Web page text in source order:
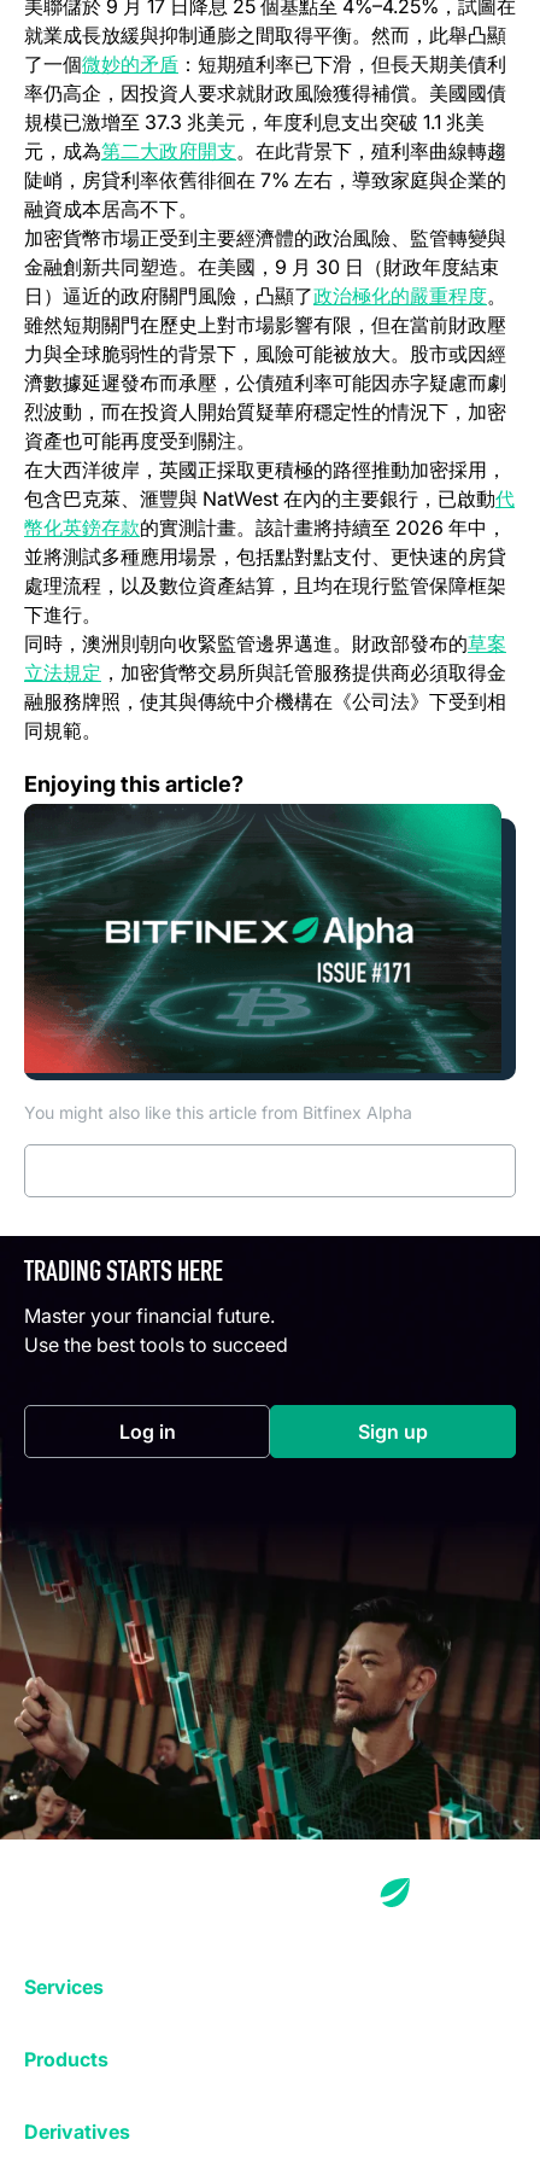
美聯儲於 9 月 17 日降息 25 個基點至 4%–4.25%，試圖在
就業成長放緩與抑制通膨之間取得平衡。然而，此舉凸顯
了一個微妙的矛盾(opens in a new tab)
：短期殖利率已下滑，但長天期美債利
率仍高企，因投資人要求就財政風險獲得補償。美國國債
規模已激增至 37.3 兆美元，年度利息支出突破 1.1 兆美
元，成為第二大政府開支(opens in a new tab)
。在此背景下，殖利率曲線轉趨
陡峭，房貸利率依舊徘徊在 7% 左右，導致家庭與企業的
融資成本居高不下。
加密貨幣市場正受到主要經濟體的政治風險、監管轉變與
金融創新共同塑造。在美國，9 月 30 日（財政年度結束
日）逼近的政府關門風險，凸顯了政治極化的嚴重程度。
雖然短期關門在歷史上對市場影響有限，但在當前財政壓
力與全球脆弱性的背景下，風險可能被放大。股市或因經
濟數據延遲發布而承壓，公債殖利率可能因赤字疑慮而劇
烈波動，而在投資人開始質疑華府穩定性的情況下，加密
資產也可能再度受到關注。
在大西洋彼岸，英國正採取更積極的路徑推動加密採用，
包含巴克萊、滙豐與 NatWest 在內的主要銀行，已啟動代
幣化英鎊存款(opens in a new tab)
的實測計畫。該計畫將持續至 2026 年中，
並將測試多種應用場景，包括點對點支付、更快速的房貸
處理流程，以及數位資產結算，且均在現行監管保障框架
下進行。
同時，澳洲則朝向收緊監管邊界邁進。財政部發布的草案
立法規定 (opens in a new tab)
，加密貨幣交易所與託管服務提供商必須取得金
融服務牌照，使其與傳統中介機構在《公司法》下受到相
同規範。
Enjoying this article?
You might also like this article from Bitfinex Alpha
Bitfinex Alpha | 比特幣盤整延續、第四季動能蓄勢待發、
TRADING STARTS HERE
Master your financial future.
Use the best tools to succeed
Log in(opens in a new tab) Sign up(opens in a
Services
Staking
Products
Derivatives